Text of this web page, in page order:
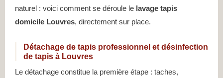
naturel : voici comment se déroule le lavage tapis
domicile Louvres, directement sur place.
Détachage de tapis professionnel et désinfection
de tapis à Louvres
Le détachage constitue la première étape : taches,